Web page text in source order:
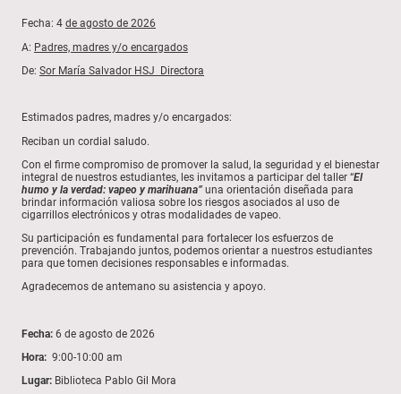
Fecha: 4 de agosto de 2026
A: Padres, madres y/o encargados
De: Sor María Salvador HSJ Directora
Estimados padres, madres y/o encargados:
Reciban un cordial saludo.
Con el firme compromiso de promover la salud, la seguridad y el bienestar
integral de nuestros estudiantes, les invitamos a participar del taller “El
humo y la verdad: vapeo y marihuana” una orientación diseñada para
brindar información valiosa sobre los riesgos asociados al uso de
cigarrillos electrónicos y otras modalidades de vapeo.
Su participación es fundamental para fortalecer los esfuerzos de
prevención. Trabajando juntos, podemos orientar a nuestros estudiantes
para que tomen decisiones responsables e informadas.
Agradecemos de antemano su asistencia y apoyo.
Fecha: 6 de agosto de 2026
Hora: 9:00-10:00 am
Lugar: Biblioteca Pablo Gil Mora